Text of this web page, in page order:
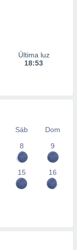
Última luz
18:53
Sáb
Dom
8
9
15 16